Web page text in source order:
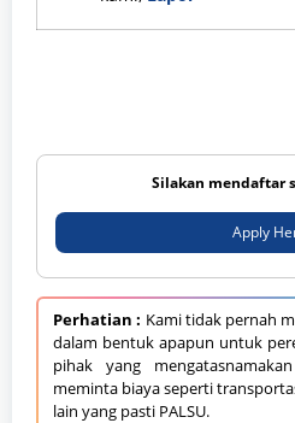
Silakan mendaftar
Apply
Perhatian : Kami tidak pernah
dalam bentuk apapun untuk
pihak yang
meminta biaya seperti
lain yang pasti PALSU.